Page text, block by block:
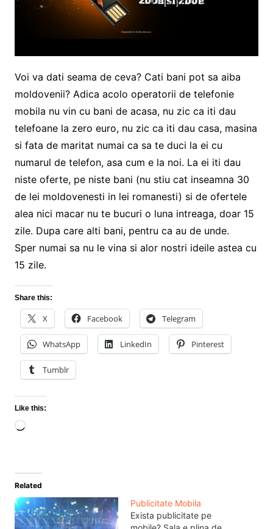
Voi va dati seama de ceva? Cati bani pot sa aiba
moldovenii? Adica acolo operatorii de telefonie
mobila nu vin cu bani de acasa, nu zic ca iti dau
telefoane la zero euro, nu zic ca iti dau casa, masina
si fata de maritat numai ca sa te duci la ei cu
numarul de telefon, asa cum e la noi. La ei iti dau
niste oferte, pe niste bani (nu stiu cat inseamna 30
de lei moldovenesti in lei romanesti) si de ofertele
alea nici macar nu te bucuri o luna intreaga, doar 15
zile. Dupa care alti bani, pentru ca au de unde.
Sper numai sa nu le vina si alor nostri ideile astea cu
15 zile.
Share this:
X Facebook Telegram
WhatsApp LinkedIn Pinterest
Tumblr
Like this:
Loading…
Related
Publicitate Mobila
Exista publicitate pe